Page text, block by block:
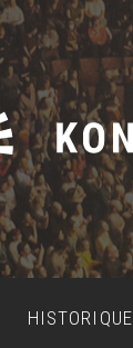
HISTORIQUE